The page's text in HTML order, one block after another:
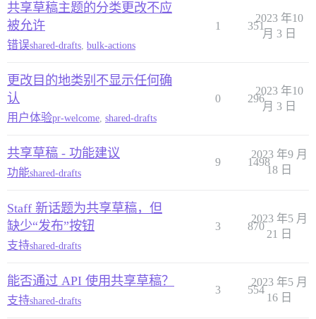
共享草稿主题的分类更改不应
被允许
错误shared-drafts bulk-actions
1 351
2023 年10
月 3 日
更改目的地类别不显示任何确
认
用户体验pr-welcome shared-drafts
0 296
2023 年10
月 3 日
共享草稿 - 功能建议
功能shared-drafts
9 1498
2023 年9 月
18 日
Staff 新话题为共享草稿，但
缺少“发布”按钮
支持shared-drafts
3 870
2023 年5 月
21 日
能否通过 API 使用共享草稿？
支持shared-drafts
3 554
2023 年5 月
16 日